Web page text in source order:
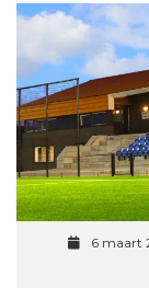
6 maart